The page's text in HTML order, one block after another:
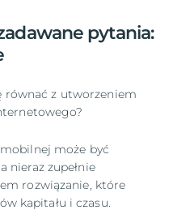
pytania:
równać z utworzeniem
może być
nieraz zupełnie
rozwiązanie, które
kapitału i czasu.